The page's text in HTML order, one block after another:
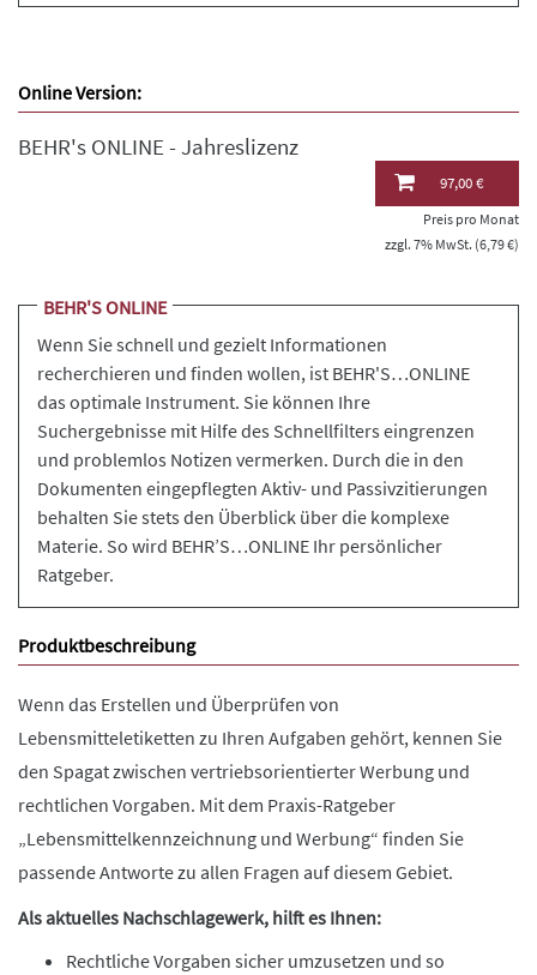
Online Version:
BEHR's ONLINE - Jahreslizenz
97,00 €
Preis pro Monat
zzgl. 7% MwSt. (6,79 €)
BEHR'S ONLINE
Wenn Sie schnell und gezielt Informationen
recherchieren und finden wollen, ist BEHR'S…ONLINE
das optimale Instrument. Sie können Ihre
Suchergebnisse mit Hilfe des Schnellfilters eingrenzen
und problemlos Notizen vermerken. Durch die in den
Dokumenten eingepflegten Aktiv- und Passivzitierungen
behalten Sie stets den Überblick über die komplexe
Materie. So wird BEHR’S…ONLINE Ihr persönlicher
Ratgeber.
Produktbeschreibung
Wenn das Erstellen und Überprüfen von
Lebensmitteletiketten zu Ihren Aufgaben gehört, kennen Sie
den Spagat zwischen vertriebsorientierter Werbung und
rechtlichen Vorgaben. Mit dem Praxis-Ratgeber
„Lebensmittelkennzeichnung und Werbung“ finden Sie
passende Antworte zu allen Fragen auf diesem Gebiet.
Als aktuelles Nachschlagewerk, hilft es Ihnen:
Rechtliche Vorgaben sicher umzusetzen und so